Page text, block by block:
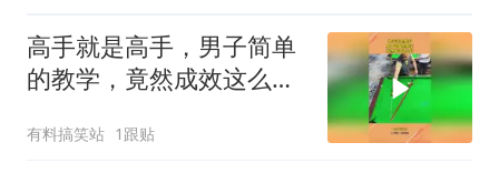
高手就是高手，男子简单
的教学，竟然成效这么
有料搞笑站 1跟贴